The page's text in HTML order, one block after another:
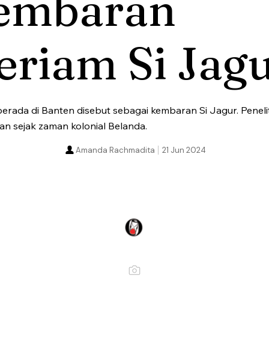
Si
di Banten disebut sebagai kembaran Si Jagur.
sejak zaman kolonial Belanda.
21 Jun 2024
Amanda Rachmadita